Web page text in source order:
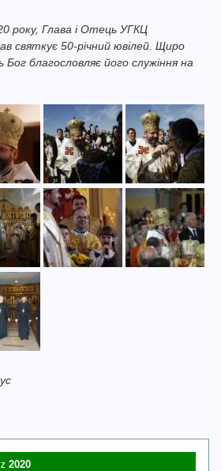
року, Глава і Отець УГКЦ
святкує 50-річний ювілей. Щиро
Бог благословляє його служіння на
2020